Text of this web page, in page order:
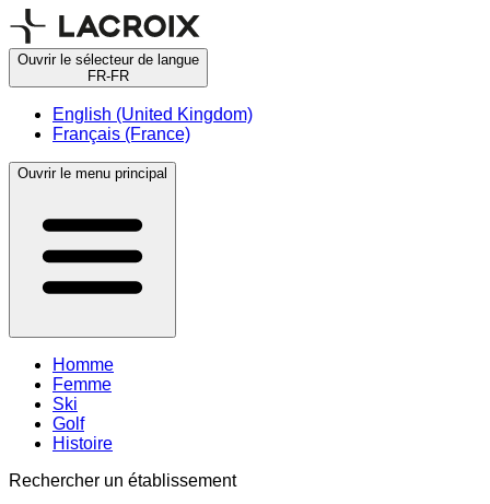
Ouvrir le sélecteur de langue
FR-FR
English (United Kingdom)
Français (France)
Ouvrir le menu principal
Homme
Femme
Ski
Golf
Histoire
Rechercher un établissement